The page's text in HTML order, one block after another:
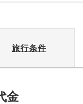
旅行条件
金